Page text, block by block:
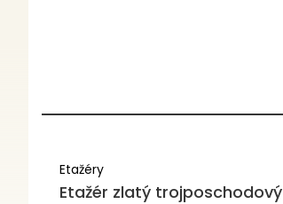
Etažéry
Etažér zlatý trojposchodový